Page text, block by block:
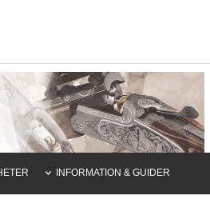
INFORMATION & GUIDER